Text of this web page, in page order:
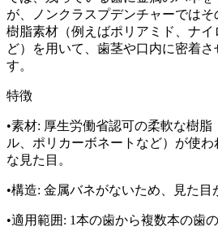
が、ノンクラスプデンチャーでは
樹脂素材（例えばポリアミド、ナ
ど）を用いて、歯茎や口内に密着さ
す。
特徴
•素材: 厚生労働省認可の柔軟な樹脂
ル、ポリカーボネートなど）が使
な見た目。
•構造: 金属バネがないため、見た目
•適用範囲: 1本の歯から複数本の歯